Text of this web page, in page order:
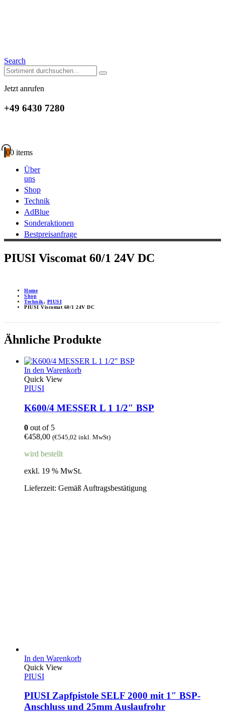
Search
Jetzt anrufen
+49 6430 7280
00 items
Über
uns
Shop
Technik
AdBlue
Sonderaktionen
Bestpreisanfrage
PIUSI Viscomat 60/1 24V DC
Home
Shop
Technik, PIUSI
PIUSI Viscomat 60/1 24V DC
Ähnliche Produkte
In den Warenkorb
Quick View
PIUSI
K600/4 MESSER L 1 1/2″ BSP
0 out of 5
€458,00 (€545,02 inkl. MwSt)
wird bestellt
exkl. 19 % MwSt.
Lieferzeit: Gemäß Auftragsbestätigung
In den Warenkorb
Quick View
PIUSI
PIUSI Zapfpistole SELF 2000 mit 1″ BSP-
Anschluss und 25mm Auslaufrohr